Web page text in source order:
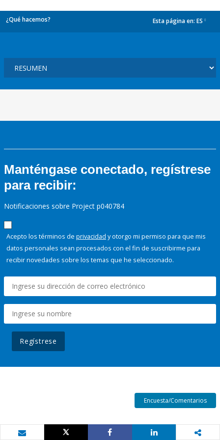
¿Qué hacemos? Esta página en: ES
Manténgase conectado, regístrese
para recibir:
Notificaciones sobre Project p040784
Acepto los términos de privacidad y otorgo mi permiso para que mis
datos personales sean procesados con el fin de suscribirme para
recibir novedades sobre los temas que he seleccionado.
Regístrese
Encuesta/Comentarios